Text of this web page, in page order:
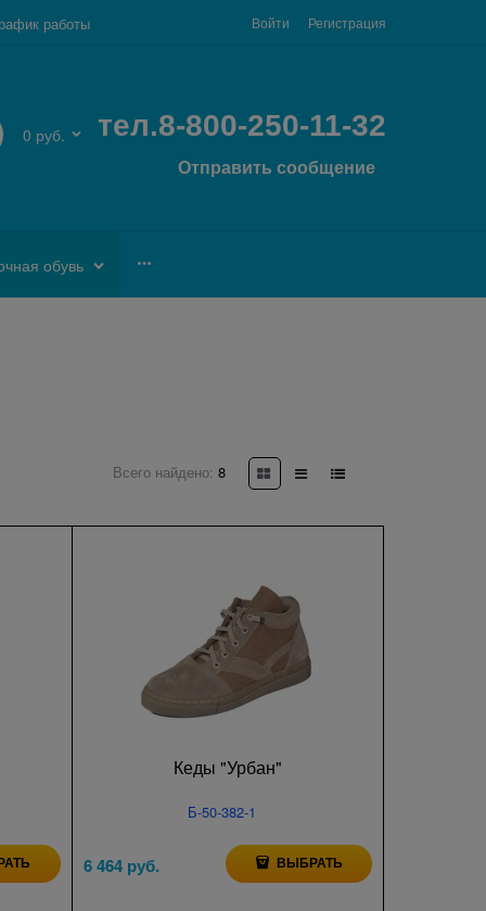
работы Войти Регистрация
0 руб. тел.8-800-250-11-32
Отправить сообщение
обувь
Всего найдено: 8
Кеды "Урбан"
Б-50-382-1
6 464 руб. ВЫБРАТЬ